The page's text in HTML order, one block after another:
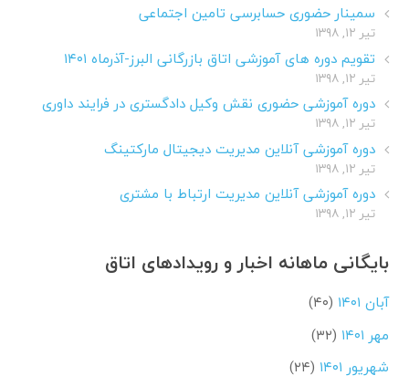
سمینار حضوری حسابرسی تامین اجتماعی
تیر ۱۲, ۱۳۹۸
تقویم دوره های آموزشی اتاق بازرگانی البرز-آذرماه ۱۴۰۱
تیر ۱۲, ۱۳۹۸
دوره آموزشی حضوری نقش وکیل دادگستری در فرایند داوری
تیر ۱۲, ۱۳۹۸
دوره آموزشی آنلاین مدیریت دیجیتال مارکتینگ
تیر ۱۲, ۱۳۹۸
دوره آموزشی آنلاین مدیریت ارتباط با مشتری
تیر ۱۲, ۱۳۹۸
بایگانی ماهانه اخبار و رویدادهای اتاق
آبان ۱۴۰۱
(۴۰)
مهر ۱۴۰۱
(۳۲)
شهریور ۱۴۰۱
(۲۴)